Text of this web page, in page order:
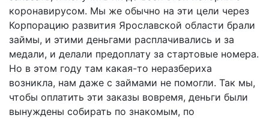
коронавирусом. Мы же обычно на эти цели через
Корпорацию развития Ярославской области брали
займы, и этими деньгами расплачивались и за
медали, и делали предоплату за стартовые номера.
Но в этом году там какая-то неразбериха
возникла, нам даже с займами не помогли. Так мы,
чтобы оплатить эти заказы вовремя, деньги были
вынуждены собирать по знакомым, по